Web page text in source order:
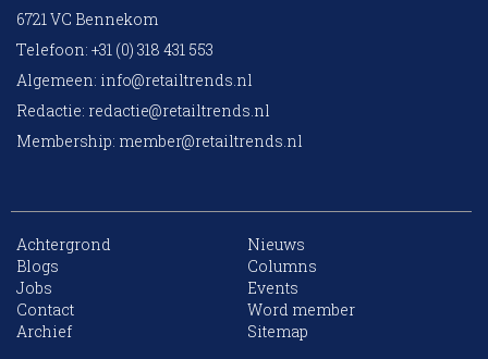
6721 VC Bennekom
Telefoon: +31 (0) 318 431 553
Algemeen: info@retailtrends.nl
Redactie: redactie@retailtrends.nl
Membership: member@retailtrends.nl
Achtergrond
Nieuws
Blogs
Columns
Jobs
Events
Contact
Word member
Archief
Sitemap